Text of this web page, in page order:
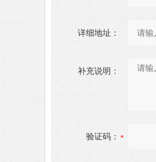
详细地址：
补充说明：
验证码：